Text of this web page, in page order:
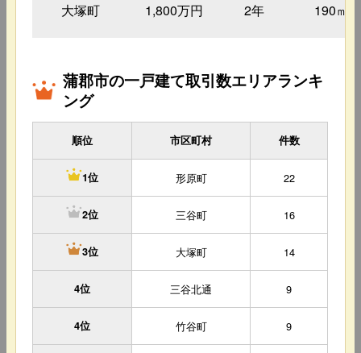
大塚町 1,800万円 2年 190㎡
蒲郡市の一戸建て取引数エリアランキ
ング
順位 市区町村 件数
1位 形原町 22
2位 三谷町 16
3位 大塚町 14
4位 三谷北通 9
4位 竹谷町 9